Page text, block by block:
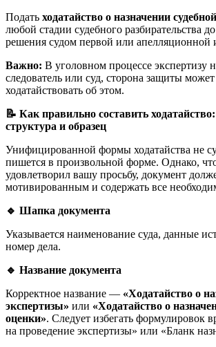
Подать ходатайство о назначении
любой стадии судебного разбирательства
решения судом первой или апелляционной
Важно: В уголовном процессе экспертизу
следователь или суд, сторона защиты
ходатайствовать об этом.
📝 Как правильно составить
структура и образец
Унифицированной формы ходатайства не
пишется в произвольной форме. Однако,
удовлетворил вашу просьбу, документ
мотивированным и содержать все
🔹 Шапка документа
Указывается наименование суда, данные
номер дела.
🔹 Название документа
Корректное название — «Ходатайство о
экспертизы» или «Ходатайство о
оценки». Следует избегать формулировок
на проведение экспертизы» или «Бланк